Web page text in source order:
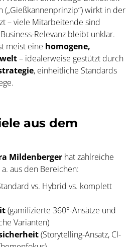
(„Gießkannenprinzip“) wirkt in der
– viele Mitarbeitende sind
Relevanz bleibt unklar.
meist eine homogene,
– idealerweise gestützt durch
, einheitliche Standards
aus dem
Mildenberger hat zahlreiche
aus den Bereichen:
vs. Hybrid vs. komplett
(gamifizierte 360°-Ansätze und
Varianten)
(Storytelling-Ansatz, CI-